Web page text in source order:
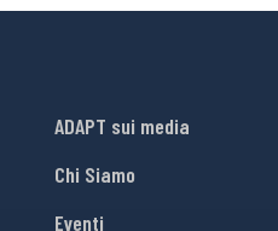
ADAPT sui media
Chi Siamo
Eventi